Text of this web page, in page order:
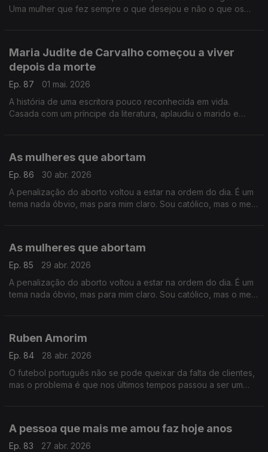
Uma mulher que fez sempre o que desejou e não o que os
Maria Judite de Carvalho começou a viver
depois da morte
Ep. 87
01 mai. 2026
A história de uma escritora pouco reconhecida em vida.
Casada com um príncipe da literatura, aplaudiu o marido e
As mulheres que abortam
Ep. 86
30 abr. 2026
A penalização do aborto voltou a estar na ordem do dia. É um
tema nada óbvio, mas para mim claro. Sou católico, mas o meu
As mulheres que abortam
Ep. 85
29 abr. 2026
A penalização do aborto voltou a estar na ordem do dia. É um
tema nada óbvio, mas para mim claro. Sou católico, mas o meu
Ruben Amorim
Ep. 84
28 abr. 2026
O futebol português não se pode queixar da falta de clientes,
mas o problema é que nos últimos tempos passou a ser um
A pessoa que mais me amou faz hoje anos
Ep. 83
27 abr. 2026